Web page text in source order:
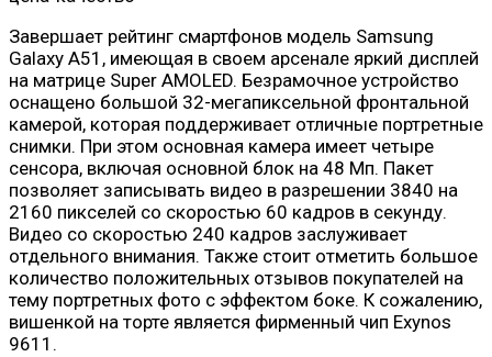
Завершает рейтинг смартфонов модель Samsung
Galaxy A51, имеющая в своем арсенале яркий дисплей
на матрице Super AMOLED. Безрамочное устройство
оснащено большой 32-мегапиксельной фронтальной
камерой, которая поддерживает отличные портретные
снимки. При этом основная камера имеет четыре
сенсора, включая основной блок на 48 Мп. Пакет
позволяет записывать видео в разрешении 3840 на
2160 пикселей со скоростью 60 кадров в секунду.
Видео со скоростью 240 кадров заслуживает
отдельного внимания. Также стоит отметить большое
количество положительных отзывов покупателей на
тему портретных фото с эффектом боке. К сожалению,
вишенкой на торте является фирменный чип Exynos
9611.